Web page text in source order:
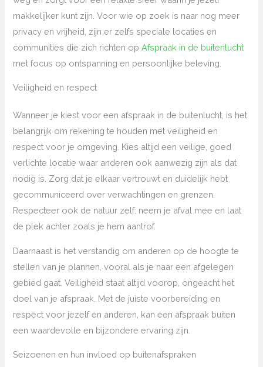
makkelijker kunt zijn. Voor wie op zoek is naar nog meer
privacy en vrijheid, zijn er zelfs speciale locaties en
communities die zich richten opAfspraak in de buitenlucht
met focus op ontspanning en persoonlijke beleving.
Veiligheid en respect
Wanneer je kiest voor een afspraak in de buitenlucht, is het
belangrijk om rekening te houden met veiligheid en
respect voor je omgeving. Kies altijd een veilige, goed
verlichte locatie waar anderen ook aanwezig zijn als dat
nodig is. Zorg dat je elkaar vertrouwt en duidelijk hebt
gecommuniceerd over verwachtingen en grenzen.
Respecteer ook de natuur zelf: neem je afval mee en laat
de plek achter zoals je hem aantrof.
Daarnaast is het verstandig om anderen op de hoogte te
stellen van je plannen, vooral als je naar een afgelegen
gebied gaat. Veiligheid staat altijd voorop, ongeacht het
doel van je afspraak. Met de juiste voorbereiding en
respect voor jezelf en anderen, kan een afspraak buiten
een waardevolle en bijzondere ervaring zijn.
Seizoenen en hun invloed op buitenafspraken